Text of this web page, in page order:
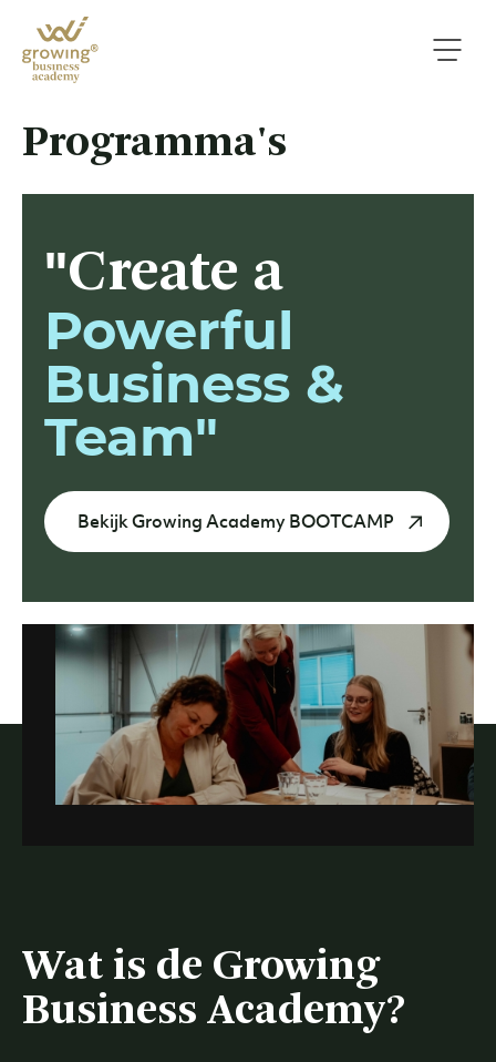
Programma's
"Create a
Powerful
Business &
Team"
Bekijk Growing Academy BOOTCAMP
Wat is de Growing
Business Academy?